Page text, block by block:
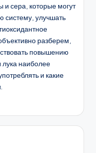
и сера, которые могут
систему, улучшать
разберем,
повышению
лука наиболее
и какие